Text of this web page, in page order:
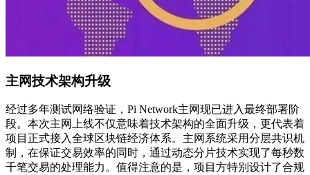
主网技术架构升级
经过多年测试网络验证，Pi Network主网现已进入最终部署阶
段。本次主网上线不仅意味着技术架构的全面升级，更代表着
项目正式接入全球区块链经济体系。主网系统采用分层共识机
制，在保证交易效率的同时，通过动态分片技术实现了每秒数
千笔交易的处理能力。值得注意的是，项目方特别设计了合规